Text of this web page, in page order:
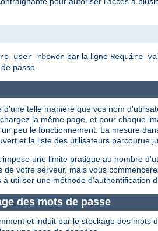
user rbowen par la ligne Require
passe.
d'une telle manière que vos nom
la même page, et pour chaque
peu le fonctionnement. La mesure
et la liste des utilisateurs parcourue
une limite pratique au nombre
votre serveur, mais vous
utiliser une méthode d'authentification
des mots de passe
et induit par le stockage des